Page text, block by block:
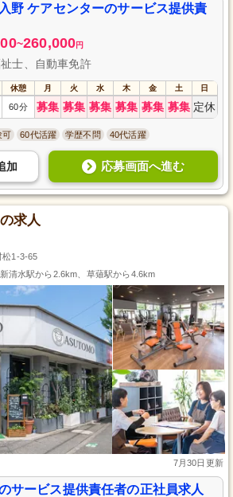
野 ケアセンターのサービス提供責
~260,000円
士、自動車免許
休憩 月 火 水 木 金 土 日
60分 募集 募集 募集 募集 募集 募集 定休
可 60代活躍 学歴不問 40代活躍
加 応募画面へ進む
求人
松1-3-65
清水駅から2.6km、草薙駅から4.6km
7月30日更新
サービス提供責任者の正社員求人